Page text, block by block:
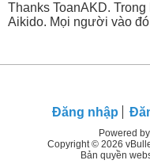
Thanks ToanAKD.
Aikido. Mọi người vào
Đăng nhập
Powered
Copyright © 2026
Bản quyền